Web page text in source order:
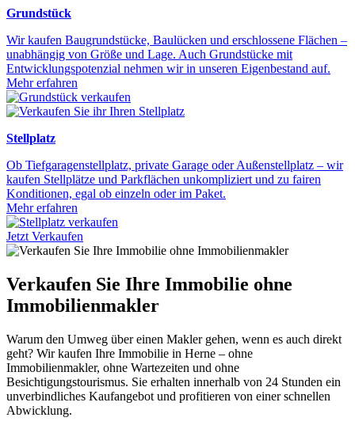
Grundstück
Wir kaufen Baugrundstücke, Baulücken und erschlossene Flächen –
unabhängig von Größe und Lage. Auch Grundstücke mit
Entwicklungspotenzial nehmen wir in unseren Eigenbestand auf.
Mehr erfahren
Stellplatz
Ob Tiefgaragenstellplatz, private Garage oder Außenstellplatz – wir
kaufen Stellplätze und Parkflächen unkompliziert und zu fairen
Konditionen, egal ob einzeln oder im Paket.
Mehr erfahren
Jetzt Verkaufen
Verkaufen Sie Ihre Immobilie ohne
Immobilienmakler
Warum den Umweg über einen Makler gehen, wenn es auch direkt
geht? Wir kaufen Ihre Immobilie in Herne – ohne
Immobilienmakler, ohne Wartezeiten und ohne
Besichtigungstourismus. Sie erhalten innerhalb von 24 Stunden ein
unverbindliches Kaufangebot und profitieren von einer schnellen
Abwicklung.